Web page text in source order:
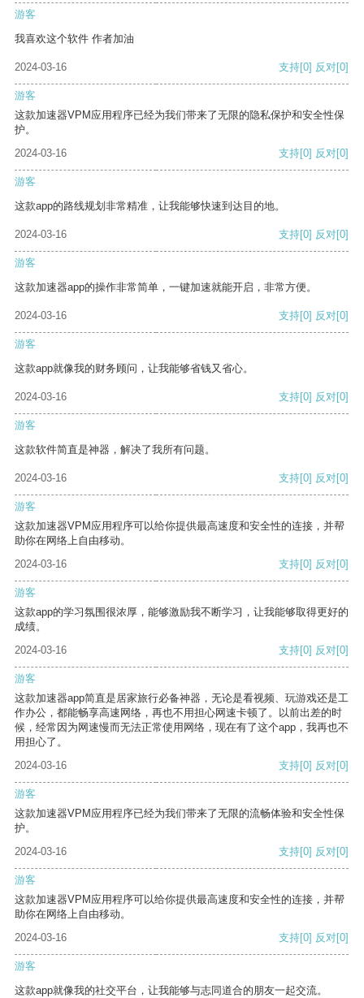
游客
我喜欢这个软件 作者加油
2024-03-16 支持[0] 反对[0]
游客
这款加速器VPM应用程序已经为我们带来了无限的隐私保护和安全性保
护。
2024-03-16
支持[0] 反对[0]
游客
这款app的路线规划非常精准，让我能够快速到达目的地。
2024-03-16 支持[0] 反对[0]
游客
这款加速器app的操作非常简单，一键加速就能开启，非常方便。
2024-03-16 支持[0] 反对[0]
游客
这款app就像我的财务顾问，让我能够省钱又省心。
2024-03-16 支持[0] 反对[0]
游客
这款软件简直是神器，解决了我所有问题。
2024-03-16 支持[0] 反对[0]
游客
这款加速器VPM应用程序可以给你提供最高速度和安全性的连接，并帮
助你在网络上自由移动。
2024-03-16
支持[0] 反对[0]
游客
这款app的学习氛围很浓厚，能够激励我不断学习，让我能够取得更好的
成绩。
2024-03-16
支持[0] 反对[0]
游客
这款加速器app简直是居家旅行必备神器，无论是看视频、玩游戏还是工
作办公，都能畅享高速网络，再也不用担心网速卡顿了。以前出差的时
候，经常因为网速慢而无法正常使用网络，现在有了这个app，我再也不
用担心了。
2024-03-16
支持[0] 反对[0]
游客
这款加速器VPM应用程序已经为我们带来了无限的流畅体验和安全性保
护。
2024-03-16
支持[0] 反对[0]
游客
这款加速器VPM应用程序可以给你提供最高速度和安全性的连接，并帮
助你在网络上自由移动。
2024-03-16
支持[0] 反对[0]
游客
这款app就像我的社交平台，让我能够与志同道合的朋友一起交流。